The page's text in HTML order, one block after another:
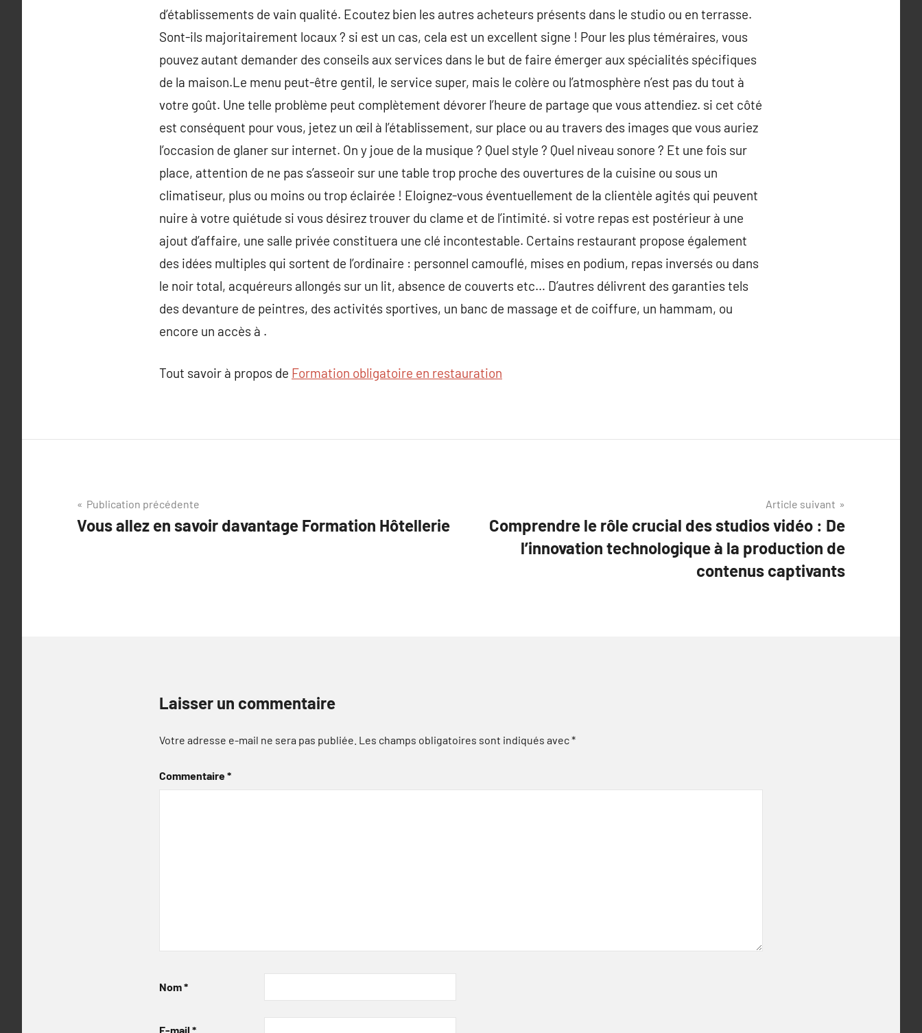
d’établissements de vain qualité. Ecoutez bien les autres acheteurs présents dans le studio ou en terrasse.
Sont-ils majoritairement locaux ? si est un cas, cela est un excellent signe ! Pour les plus téméraires, vous
pouvez autant demander des conseils aux services dans le but de faire émerger aux spécialités spécifiques
de la maison.Le menu peut-être gentil, le service super, mais le colère ou l’atmosphère n’est pas du tout à
votre goût. Une telle problème peut complètement dévorer l’heure de partage que vous attendiez. si cet côté
est conséquent pour vous, jetez un œil à l’établissement, sur place ou au travers des images que vous auriez
l’occasion de glaner sur internet. On y joue de la musique ? Quel style ? Quel niveau sonore ? Et une fois sur
place, attention de ne pas s’asseoir sur une table trop proche des ouvertures de la cuisine ou sous un
climatiseur, plus ou moins ou trop éclairée ! Eloignez-vous éventuellement de la clientèle agités qui peuvent
nuire à votre quiétude si vous désirez trouver du clame et de l’intimité. si votre repas est postérieur à une
ajout d’affaire, une salle privée constituera une clé incontestable. Certains restaurant propose également
des idées multiples qui sortent de l’ordinaire : personnel camouflé, mises en podium, repas inversés ou dans
le noir total, acquéreurs allongés sur un lit, absence de couverts etc… D’autres délivrent des garanties tels
des devanture de peintres, des activités sportives, un banc de massage et de coiffure, un hammam, ou
encore un accès à .
Tout savoir à propos de Formation obligatoire en restauration
Navigation
de
Publication précédente
Vous allez en savoir davantage Formation Hôtellerie
Article suivant
Comprendre le rôle crucial des studios vidéo : De
l’innovation technologique à la production de
contenus captivants
Laisser un commentaire
Votre adresse e-mail ne sera pas publiée. Les champs obligatoires sont indiqués avec*
Commentaire*
Nom*
E-mail *